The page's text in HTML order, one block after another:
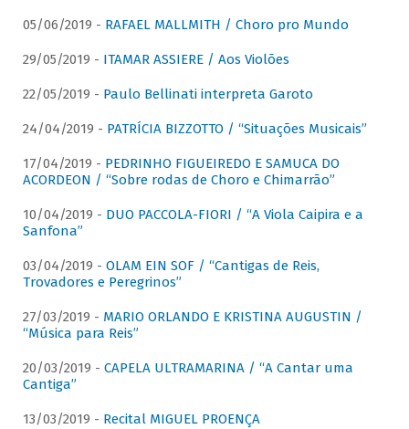
05/06/2019 - RAFAEL MALLMITH / Choro pro Mundo
29/05/2019 - ITAMAR ASSIERE / Aos Violões
22/05/2019 - Paulo Bellinati interpreta Garoto
24/04/2019 - PATRÍCIA BIZZOTTO / “Situações Musicais”
17/04/2019 - PEDRINHO FIGUEIREDO E SAMUCA DO
ACORDEON / “Sobre rodas de Choro e Chimarrão”
10/04/2019 - DUO PACCOLA-FIORI / “A Viola Caipira e a
Sanfona”
03/04/2019 - OLAM EIN SOF / “Cantigas de Reis,
Trovadores e Peregrinos”
27/03/2019 - MARIO ORLANDO E KRISTINA AUGUSTIN /
“Música para Reis”
20/03/2019 - CAPELA ULTRAMARINA / “A Cantar uma
Cantiga”
13/03/2019 - Recital MIGUEL PROENÇA